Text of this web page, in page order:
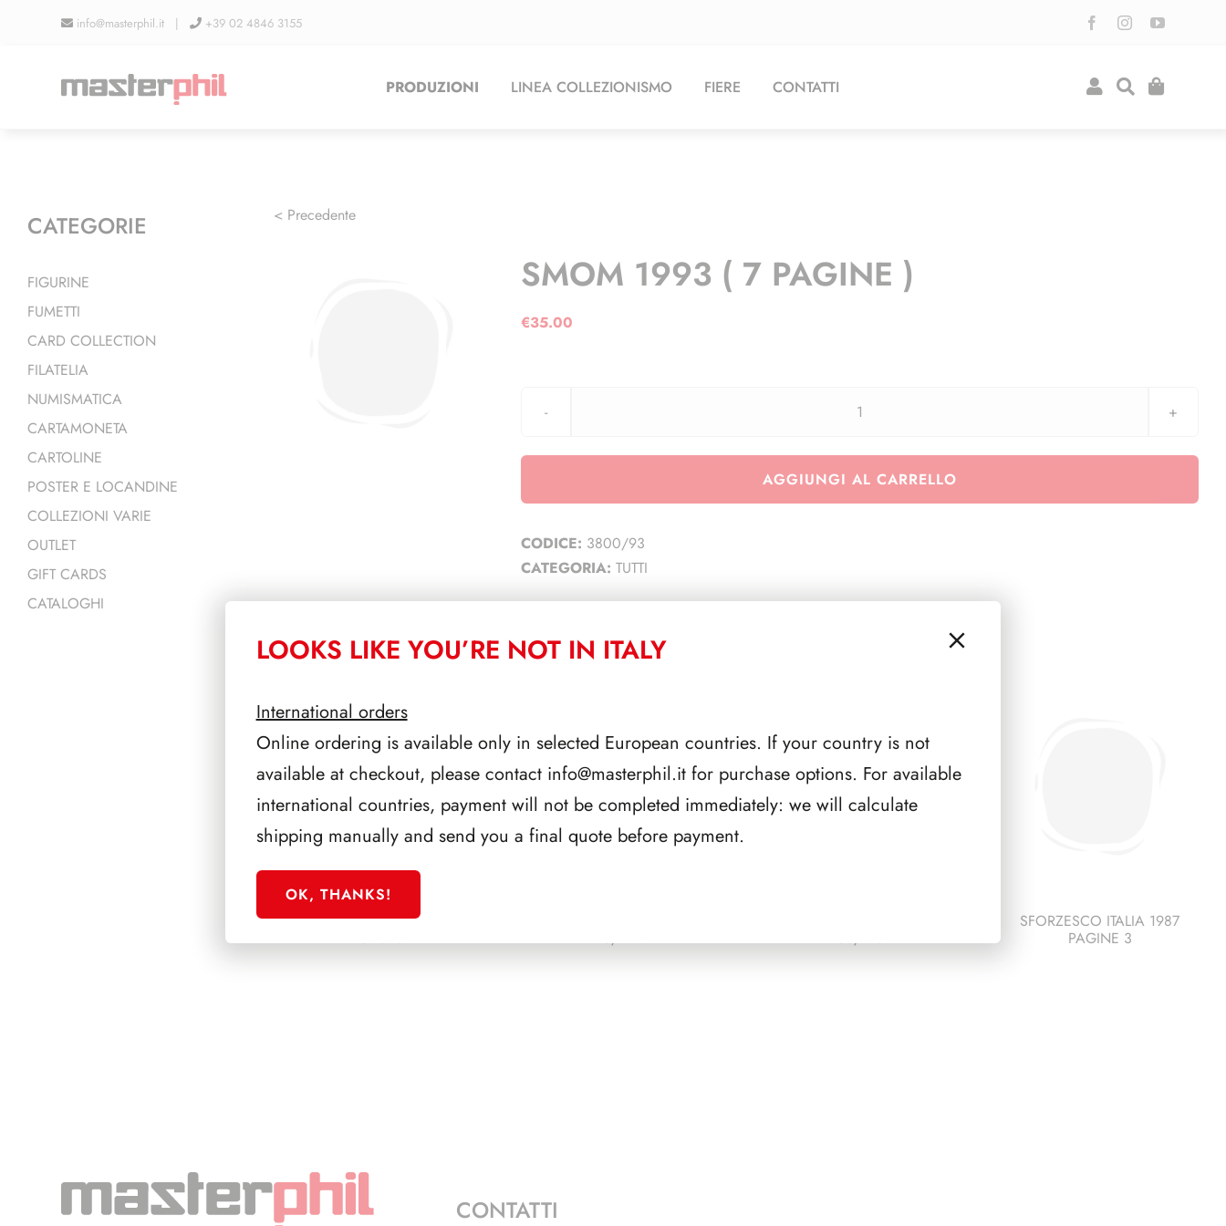
info@masterphil.it | +39 02 4846 3155
PRODUZIONI LINEA COLLEZIONISMO FIERE CONTATTI
< Precedente
SMOM 1993 ( 7 PAGINE )
€35.00
SMOM
(
AGGIUNGI AL CARRELLO
CODICE: 3800/93
CATEGORIA: TUTTI
PRODOTTI CORRELATI
SFORZESCO ITALIA 1994
PAGINE 5
1945/1948
1955/1962
SFORZESCO ITALIA 1987
PAGINE 3
CATEGORIE
FIGURINE
FUMETTI
CARD COLLECTION
FILATELIA
NUMISMATICA
CARTAMONETA
CARTOLINE
POSTER E LOCANDINE
COLLEZIONI VARIE
OUTLET
GIFT CARDS
CATALOGHI
CONTATTI
LOOKS LIKE YOU’RE NOT IN ITALY
International orders
Online ordering is available only in selected European countries. If your country is not
available at checkout, please contact info@masterphil.itfor purchase options. For available
international countries, payment will not be completed immediately: we will calculate
shipping manually and send you a final quote before payment.
OK, THANKS!